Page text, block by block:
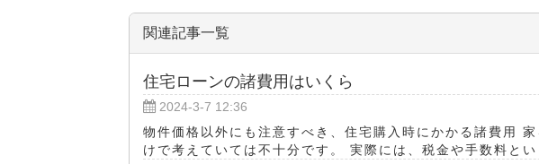
関連記事一覧
住宅ローンの諸費用はいくら
2024-3-7 12:36
物件価格以外にも注意すべき、住宅購入時にかかる諸費用
けで考えていては不十分です。 実際には、税金や手数料とい